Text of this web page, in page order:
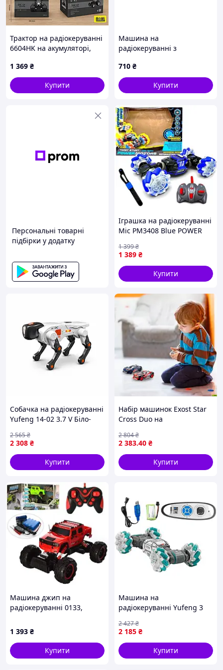
Трактор на радіокеруванні
6604HK на акумуляторі,
світло, звук, в коробці
(28*15*9см)
1 369 ₴
Купити
Машина на
радіокеруванні з
710 ₴
Купити
Персональні товарні
підбірки у додатку
Іграшка на радіокеруванні
Mic PM3408 Blue POWER
1 389 ₴
1 399₴
Купити
Собачка на радіокеруванні
Yufeng 14-02 3.7 V Біло-
2 308 ₴
2 565₴
Купити
Набір машинок Exost Star
Cross Duo на
червона та синя (20647)
2 383.40 ₴
2 804₴
Купити
Машина джип на
радіокеруванні 0133,
Джип акумулятор, гумові
колеса, Світло, звук
1 393 ₴
Купити
Машина на
радіокеруванні Yufeng 3
(104147)
2 185 ₴
2 427₴
Купити